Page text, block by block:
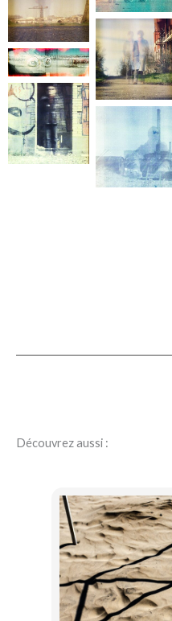
Découvrez aussi :